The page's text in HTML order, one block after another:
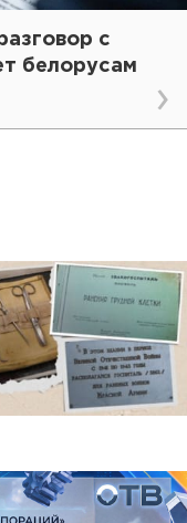
с
белорусам